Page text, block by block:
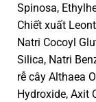
Spinosa,
Chiết xuất
Natri Cocoyl
Silica, Natri
rễ cây Althaea
Hydroxide, Axit